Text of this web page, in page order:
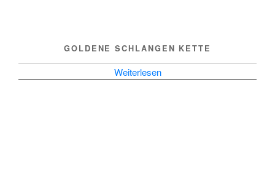
GOLDENE SCHLANGEN KETTE
Weiterlesen